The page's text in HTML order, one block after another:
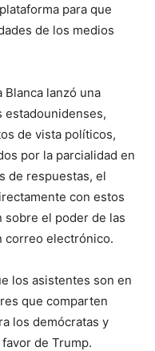
para que
de los medios
Blanca lanzó una
estadounidenses,
de vista políticos,
por la parcialidad en
de respuestas, el
con estos
el poder de las
correo electrónico.
los asistentes son en
que comparten
los demócratas y
de Trump.